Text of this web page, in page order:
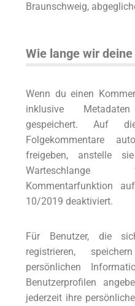
Braunschweig,
Wie lange wir
Wenn du einen
inklusive
gespeichert. Auf
Folgekommentare
freigeben, anstelle
Warteschlange
Kommentarfunktion
10/2019 deaktiviert.
Für Benutzer, die
registrieren,
persönlichen
Benutzerprofilen
jederzeit ihre